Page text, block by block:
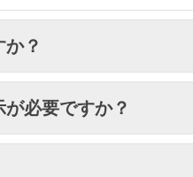
？
必要ですか？